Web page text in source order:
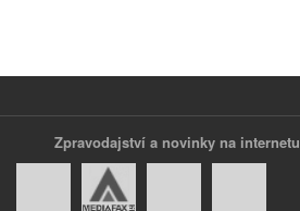
Zpravodajství a novinky na internetu